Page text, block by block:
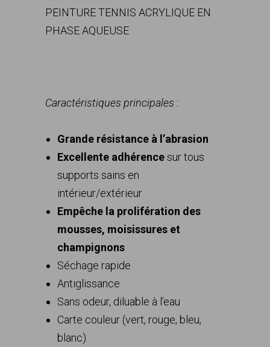
PEINTURE TENNIS ACRYLIQUE EN
PHASE AQUEUSE
Caractéristiques principales :
Grande résistance à l’abrasion
Excellente adhérencesur tous
supports sains en
intérieur/extérieur
Empêche la prolifération des
mousses, moisissures et
champignons
Séchage rapide
Antiglissance
Sans odeur, diluable à l’eau
Carte couleur (vert, rouge, bleu,
blanc)